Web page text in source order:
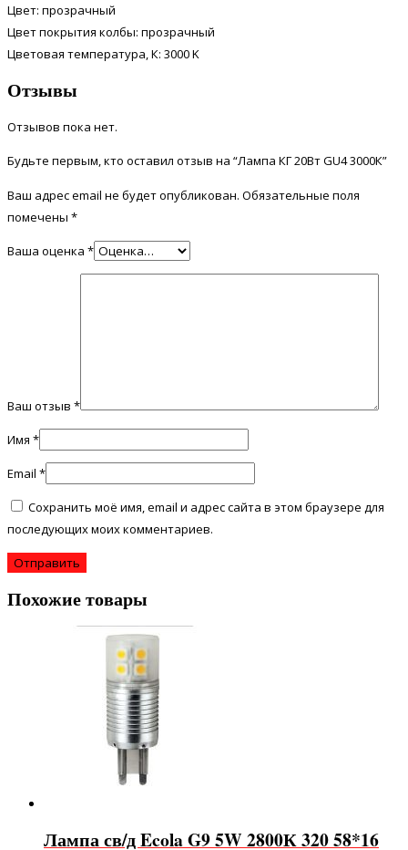
Цвет: прозрачный
Цвет покрытия колбы: прозрачный
Цветовая температура, К: 3000 K
Отзывы
Отзывов пока нет.
Будьте первым, кто оставил отзыв на “Лампа КГ 20Вт GU4 3000К”
Ваш адрес email не будет опубликован. Обязательные поля
помечены *
Ваша оценка *
Ваш отзыв *
Имя *
Email *
Сохранить моё имя, email и адрес сайта в этом браузере для
последующих моих комментариев.
Похожие товары
Лампа св/д Ecola G9 5W 2800К 320 58*16